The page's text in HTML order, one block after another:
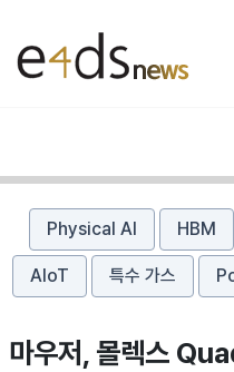
Physical AI HBM
AIoT 특수 가스
마우저, 몰렉스